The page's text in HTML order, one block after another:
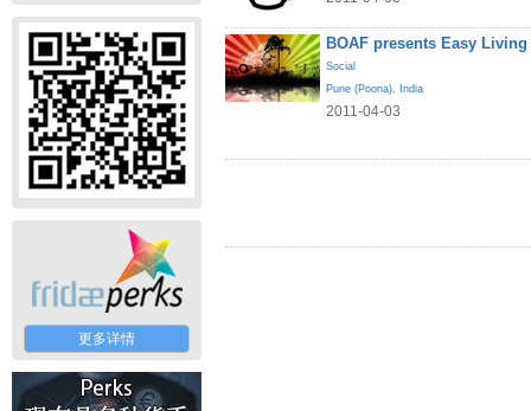
更多详情
BOAF presents Easy
Social
Pune (Poona), India
2011-04-03